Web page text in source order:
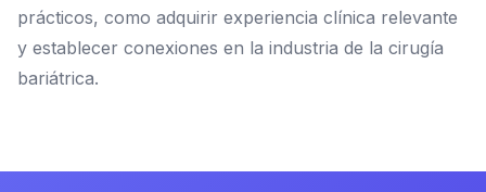
prácticos, como adquirir experiencia clínica relevante
y establecer conexiones en la industria de la cirugía
bariátrica.